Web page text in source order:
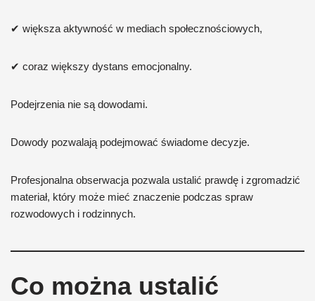
✔ większa aktywność w mediach społecznościowych,
✔ coraz większy dystans emocjonalny.
Podejrzenia nie są dowodami.
Dowody pozwalają podejmować świadome decyzje.
Profesjonalna obserwacja pozwala ustalić prawdę i zgromadzić
materiał, który może mieć znaczenie podczas spraw
rozwodowych i rodzinnych.
Co można ustalić